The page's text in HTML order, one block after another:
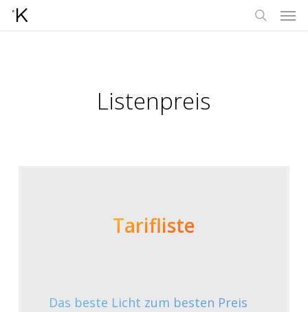
Listenpreis
Tarifliste
Das beste Licht zum besten Preis